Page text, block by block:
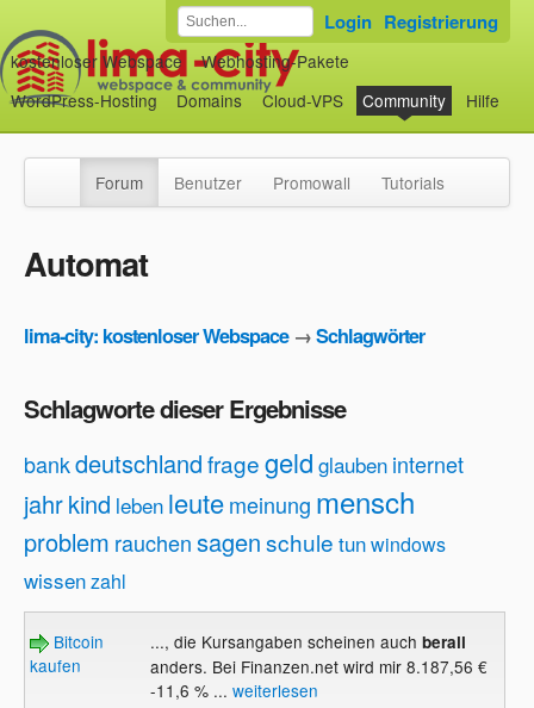
kostenloser Webspace
Webhosting-Pakete
WordPress-Hosting
Domains Cloud-VPS Community Hilfe
Login Registrierung
Forum Benutzer Promowall Tutorials
Automat
lima-city: kostenloser Webspace→Schlagwörter
Schlagworte dieser Ergebnisse
bankdeutschlandfragegeld glauben internet
jahrkind leben leutemeinung mensch
problem rauchensagenschule tunwindows
wissenzahl
Bitcoin
kaufen
..., die Kursangaben scheinen auch berall
anders. Bei Finanzen.net wird mir 8.187,56 €
-11,6 % ... weiterlesen